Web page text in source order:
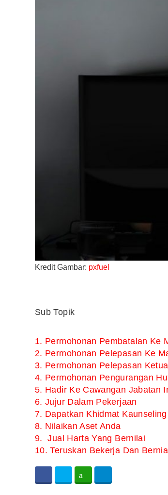
Kredit Gambar: pxfuel
Sub Topik
1. Permohonan Pembatalan Ke
2. Permohonan Pelepasan Ke
3. Permohonan Pelepasan
4. Permohonan Pengurangan
5. Hadir Ke Cawangan Jabatan
6. Jujur Dalam Pekerjaan
7. Dapatkan Khidmat
8. Nilaikan Aset Anda
9. Jual Harta Yang Bernilai
10. Teruskan Bekerja Dan